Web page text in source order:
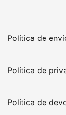
Política de
Política de
Política de